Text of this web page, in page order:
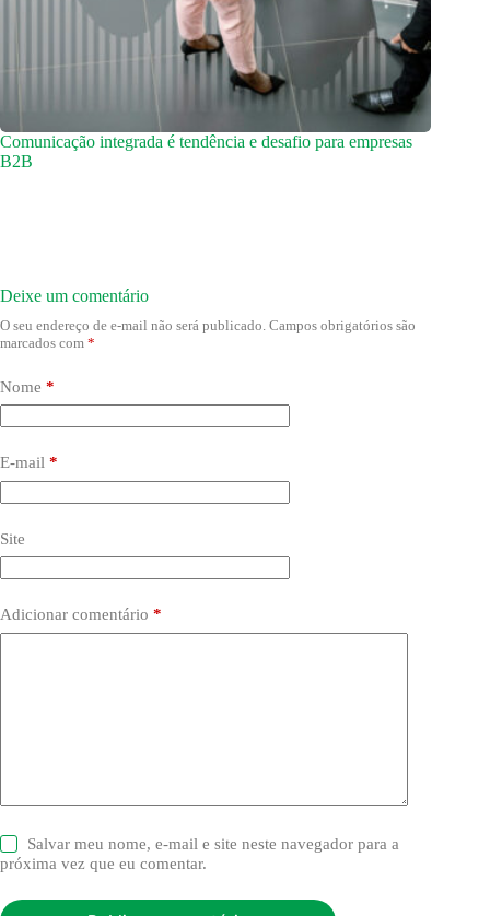
Comunicação integrada é tendência e desafio para empresas
B2B
Deixe um comentário
O seu endereço de e-mail não será publicado. Campos obrigatórios são
marcados com *
Nome *
E-mail *
Site
Adicionar comentário *
Salvar meu nome, e-mail e site neste navegador para a
próxima vez que eu comentar.